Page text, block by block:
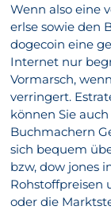
Wenn also eine
erlse sowie den
dogecoin eine
Internet nur
Vormarsch,
verringert.
können Sie
Buchmachern
sich bequem
bzw, dow jones
Rohstoffpreisen
oder die